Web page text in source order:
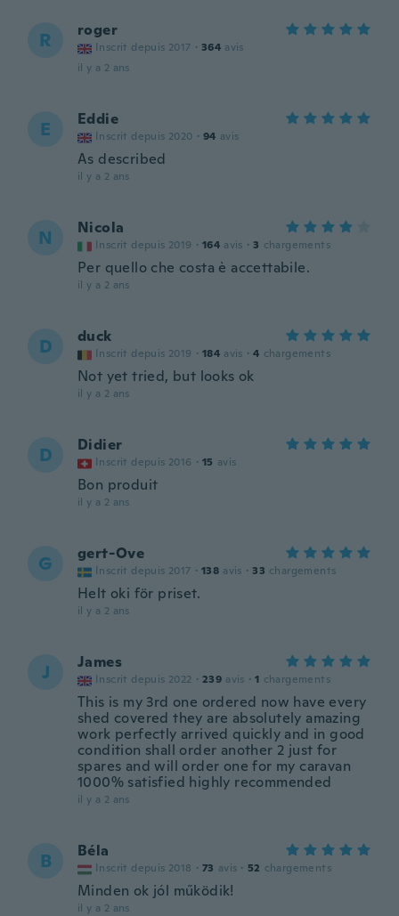
R roger
Inscrit depuis 2017 · 364 avis
il y a 2 ans
E Eddie
Inscrit depuis 2020 · 94 avis
As described
il y a 2 ans
N Nicola
Inscrit depuis 2019 · 164 avis · 3 chargements
Per quello che costa è accettabile.
il y a 2 ans
D duck
Inscrit depuis 2019 · 184 avis · 4 chargements
Not yet tried, but looks ok
il y a 2 ans
D Didier
Inscrit depuis 2016 · 15 avis
Bon produit
il y a 2 ans
G gert-Ove
Inscrit depuis 2017 · 138 avis · 33 chargements
Helt oki för priset.
il y a 2 ans
J James
Inscrit depuis 2022 · 239 avis · 1 chargements
This is my 3rd one ordered now have every
shed covered they are absolutely amazing
work perfectly arrived quickly and in good
condition shall order another 2 just for
spares and will order one for my caravan
1000% satisfied highly recommended
il y a 2 ans
B Béla
Inscrit depuis 2018 · 73 avis · 52 chargements
Minden ok jól működik!
il y a 2 ans